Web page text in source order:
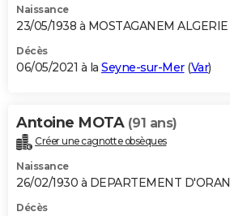
Naissance
23/05/1938 à MOSTAGANEM ALGERIE
Décès
06/05/2021 à la Seyne-sur-Mer(Var)
Antoine MOTA (91 ans)
Créer une cagnotte obsèques
Naissance
26/02/1930 à DEPARTEMENT D'ORAN
Décès